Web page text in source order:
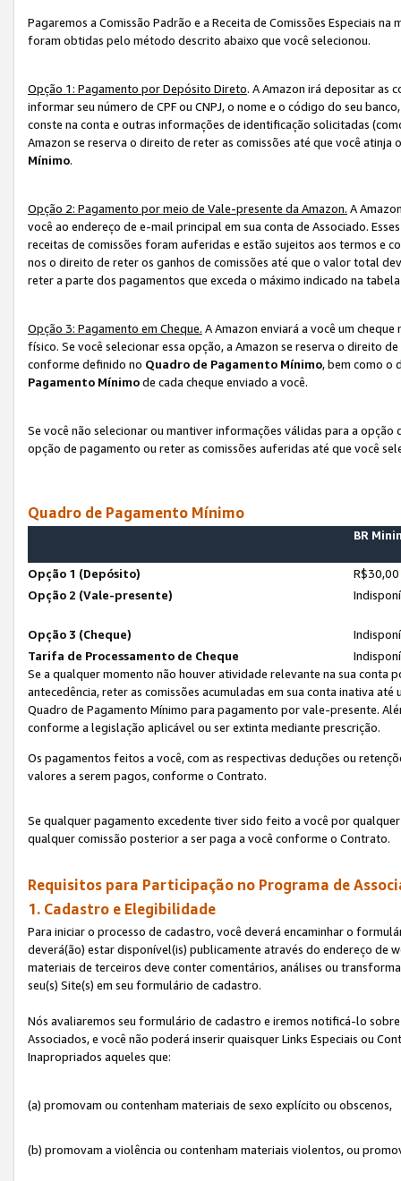
Pagaremos a Comissão Padrão e a Receita de Comissões Especiais
foram obtidas pelo método descrito abaixo que você selecionou.
Opção 1: Pagamento por Depósito Direto. A Amazon irá depositar as
informar seu número de CPF ou CNPJ, o nome e o código do seu
conste na conta e outras informações de identificação solicitadas
Amazon se reserva o direito de reter as comissões até que você
Mínimo.
Opção 2: Pagamento por meio de Vale-presente da Amazon. A
você ao endereço de e-mail principal em sua conta de Associado.
receitas de comissões foram auferidas e estão sujeitos aos termos e
nos o direito de reter os ganhos de comissões até que o valor total
reter a parte dos pagamentos que exceda o máximo indicado na
Opção 3: Pagamento em Cheque. A Amazon enviará a você um
físico. Se você selecionar essa opção, a Amazon se reserva o direito
conforme definido no Quadro de Pagamento Mínimo, bem como o
Pagamento Mínimode cada cheque enviado a você.
Se você não selecionar ou mantiver informações válidas para a
opção de pagamento ou reter as comissões auferidas até que você
Quadro de Pagamento Mínimo
BR
Opção 1 (Depósito)
R$30,00
Opção 2 (Vale-presente)
Opção 3 (Cheque)
Tarifa de Processamento de Cheque
Se a qualquer momento não houver atividade relevante na sua conta
antecedência, reter as comissões acumuladas em sua conta inativa
Quadro de Pagamento Mínimo para pagamento por vale-presente.
conforme a legislação aplicável ou ser extinta mediante prescrição.
Os pagamentos feitos a você, com as respectivas deduções ou
valores a serem pagos, conforme o Contrato.
Se qualquer pagamento excedente tiver sido feito a você por
qualquer comissão posterior a ser paga a você conforme o Contrato.
Requisitos para Participação no Programa de
1. Cadastro e Elegibilidade
Para iniciar o processo de cadastro, você deverá encaminhar o
deverá(ão) estar disponível(is) publicamente através do endereço
materiais de terceiros deve conter comentários, análises ou
seu(s) Site(s) em seu formulário de cadastro.
Nós avaliaremos seu formulário de cadastro e iremos notificá-lo
Associados, e você não poderá inserir quaisquer Links Especiais ou
Inapropriados aqueles que:
(a) promovam ou contenham materiais de sexo explícito ou obscenos,
(b) promovam a violência ou contenham materiais violentos, ou